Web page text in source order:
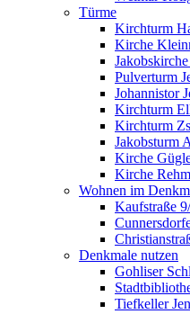
Türme
Kirchturm
Kirche
Pulverturm
Johannistor
Kirchturm
Kirchturm
Jakobsturm
Kirche
Kirche
Wohnen im
Kaufstraße
Denkmale nutzen
Gohliser
Tiefkeller